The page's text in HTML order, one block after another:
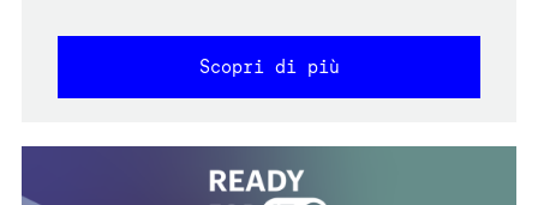
Scopri di più